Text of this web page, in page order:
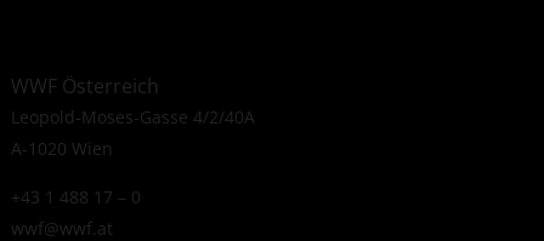
WWF Österreich
Leopold-Moses-Gasse 4/2/40A
A-1020 Wien
+43 1 488 17 – 0
wwf@wwf.at